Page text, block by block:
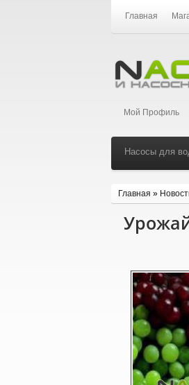
Главная
Мой Профиль
Насосы для
Главная »